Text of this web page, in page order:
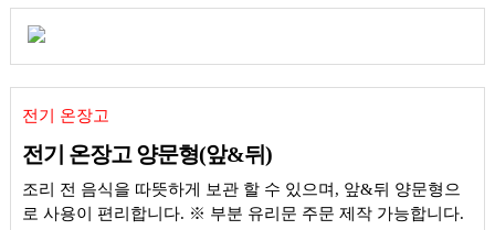
전기 온장고
전기 온장고 양문형(앞&뒤)
조리 전 음식을 따뜻하게 보관 할 수 있으며, 앞&뒤 양문형으
로 사용이 편리합니다. ※ 부분 유리문 주문 제작 가능합니다.